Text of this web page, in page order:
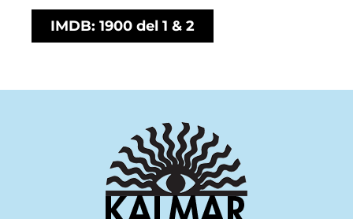
IMDB: 1900 del 1 & 2